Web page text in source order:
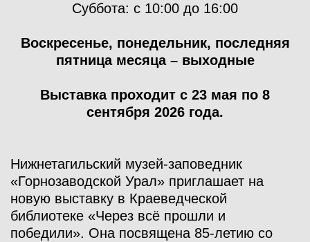
Суббота: с 10:00 до 16:00
Воскресенье, понедельник, последняя
пятница месяца – выходные
Выставка проходит с 23 мая по 8
сентября 2026 года.
Нижнетагильский музей-заповедник
«Горнозаводской Урал» приглашает на
новую выставку в Краеведческой
библиотеке «Через всё прошли и
победили». Она посвящена 85-летию со